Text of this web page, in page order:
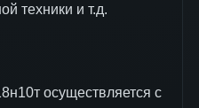
техники и т.д.
осуществляется с